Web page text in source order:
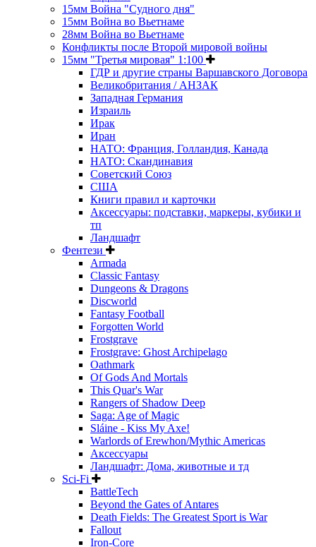
15мм Война "Судного дня"
15мм Война во Вьетнаме
28мм Война во Вьетнаме
Конфликты после Второй мировой войны
15мм "Третья мировая" 1:100
ГДР и другие страны Варшавского Договора
Великобритания / АНЗАК
Западная Германия
Израиль
Ирак
Иран
НАТО: Франция, Голландия, Канада
НАТО: Скандинавия
Советский Союз
США
Книги правил и карточки
Аксессуары: подставки, маркеры, кубики и
тп
Ландшафт
Фентези
Armada
Classic Fantasy
Dungeons & Dragons
Discworld
Fantasy Football
Forgotten World
Frostgrave
Frostgrave: Ghost Archipelago
Oathmark
Of Gods And Mortals
This Quar's War
Rangers of Shadow Deep
Saga: Age of Magic
Sláine - Kiss My Axe!
Warlords of Erewhon/Mythic Americas
Аксессуары
Ландшафт: Дома, животные и тд
Sci-Fi
BattleTech
Beyond the Gates of Antares
Death Fields: The Greatest Sport is War
Fallout
Iron-Core